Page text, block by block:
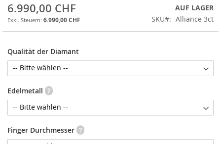
6.990,00 CHF
6.990,00 CHF
AUF LAGER
SKU
Alliance 3ct
Qualität der Diamant
Edelmetall ?
Finger Durchmesser ?